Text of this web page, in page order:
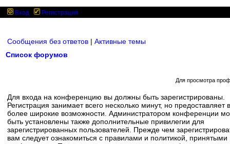
Вход Регистрация
Сообщения без ответов | Активные темы
Список форумов
Для просмотра
Для входа на конференцию вы должны быть зарегистрированы.
Регистрация занимает всего несколько минут, но предоставляет
более широкие возможности. Администратором конференции
быть установлены также дополнительные привилегии для
зарегистрированных пользователей. Прежде чем
вам следует ознакомиться с правилами и политикой, принятыми